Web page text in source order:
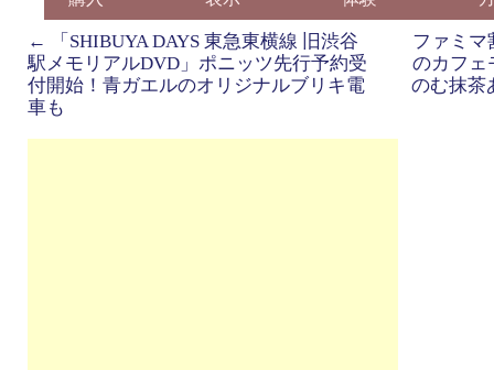
←
「SHIBUYA DAYS 東急東横線 旧渋谷
駅メモリアルDVD」ポニッツ先行予約受
付開始！青ガエルのオリジナルブリキ電
車も
ファミマ
のカフェ
のむ抹茶